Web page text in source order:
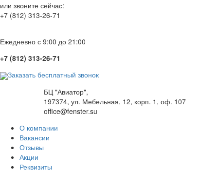
или звоните сейчас:
+7 (812) 313-26-71
Ежедневно с 9:00 до 21:00
+7 (812) 313-26-71
Заказать бесплатный звонок
БЦ "Авиатор",
197374, ул. Мебельная, 12, корп. 1, оф. 107
office@fenster.su
О компании
Вакансии
Отзывы
Акции
Реквизиты